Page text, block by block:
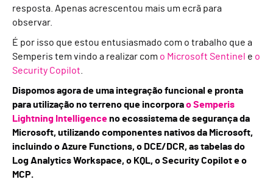
resposta. Apenas acrescentou mais um ecrã para
observar.
É por isso que estou entusiasmado com o trabalho que a
Semperis tem vindo a realizar com o Microsoft Sentinel e o
Security Copilot
Dispomos agora de uma integração funcional e pronta
para utilização no terreno que incorporao Semperis
Lightning Intelligenceno ecossistema de segurança da
Microsoft, utilizando componentes nativos da Microsoft,
incluindo o Azure Functions, o DCE/DCR, as tabelas do
Log Analytics Workspace, o KQL, o Security Copilot e o
MCP.